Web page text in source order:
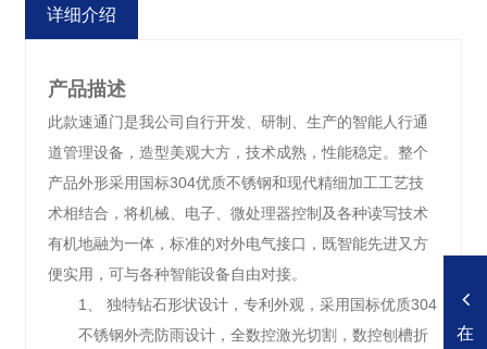
详细介绍
产品描述
此款速通门是我公司自行开发、研制、生产的智能人行通
道管理设备，造型美观大方，技术成熟，性能稳定。整个
产品外形采用国标304优质不锈钢和现代精细加工工艺技
术相结合，将机械、电子、微处理器控制及各种读写技术
有机地融为一体，标准的对外电气接口，既智能先进又方
便实用，可与各种智能设备自由对接。
1、
独特钻石形状设计，专利外观，采用国标优质304
不锈钢外壳防雨设计，全数控激光切割，数控刨槽折
在